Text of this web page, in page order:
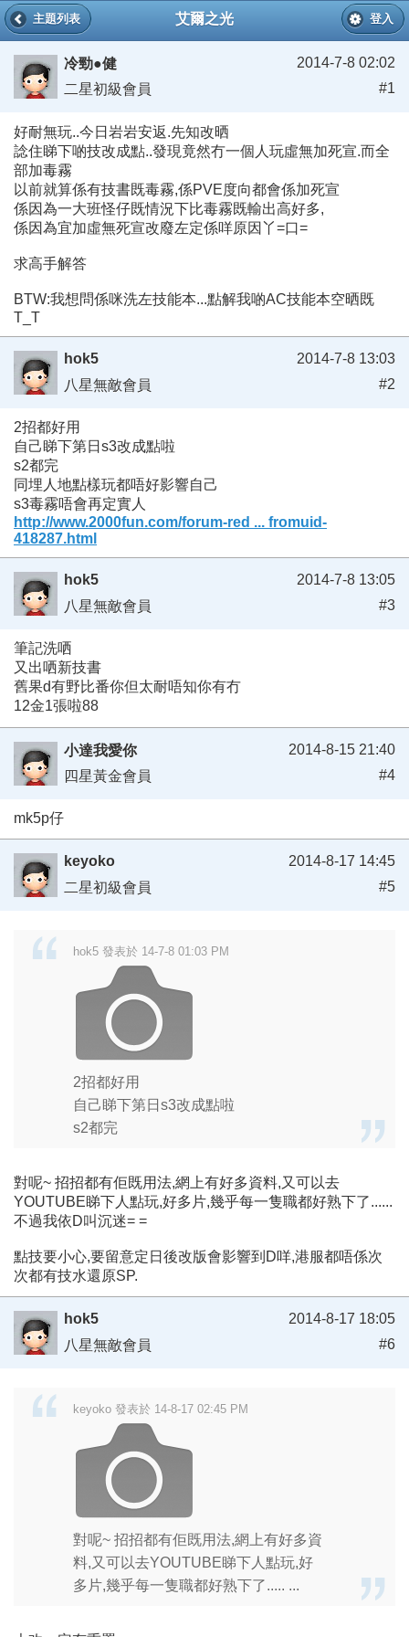
艾爾之光
主題列表 登入
冷勁●健
二星初級會員
2014-7-8 02:02
#1
好耐無玩..今日岩岩安返.先知改晒
諗住睇下啲技改成點..發現竟然冇一個人玩虛無加死宣.而全
部加毒霧
以前就算係有技書既毒霧,係PVE度向都會係加死宣
係因為一大班怪仔既情況下比毒霧既輸出高好多,
係因為宜加虛無死宣改廢左定係咩原因丫=口=
求高手解答
BTW:我想問係咪洗左技能本...點解我啲AC技能本空晒既
T_T
hok5
八星無敵會員
2014-7-8 13:03
#2
2招都好用
自己睇下第日s3改成點啦
s2都完
同埋人地點樣玩都唔好影響自己
s3毒霧唔會再定實人
http://www.2000fun.com/forum-red ... fromuid-
418287.html
hok5
八星無敵會員
2014-7-8 13:05
#3
筆記洗哂
又出哂新技書
舊果d有野比番你但太耐唔知你有冇
12金1張啦88
小達我愛你
四星黃金會員
2014-8-15 21:40
#4
mk5p仔
keyoko
二星初級會員
2014-8-17 14:45
#5
hok5 發表於 14-7-8 01:03 PM
2招都好用
自己睇下第日s3改成點啦
s2都完
對呢~ 招招都有佢既用法,網上有好多資料,又可以去
YOUTUBE睇下人點玩,好多片,幾乎每一隻職都好熟下了......
不過我依D叫沉迷= =
點技要小心,要留意定日後改版會影響到D咩,港服都唔係次
次都有技水還原SP.
hok5
八星無敵會員
2014-8-17 18:05
#6
keyoko 發表於 14-8-17 02:45 PM
對呢~ 招招都有佢既用法,網上有好多資
料,又可以去YOUTUBE睇下人點玩,好
多片,幾乎每一隻職都好熟下了..... ...